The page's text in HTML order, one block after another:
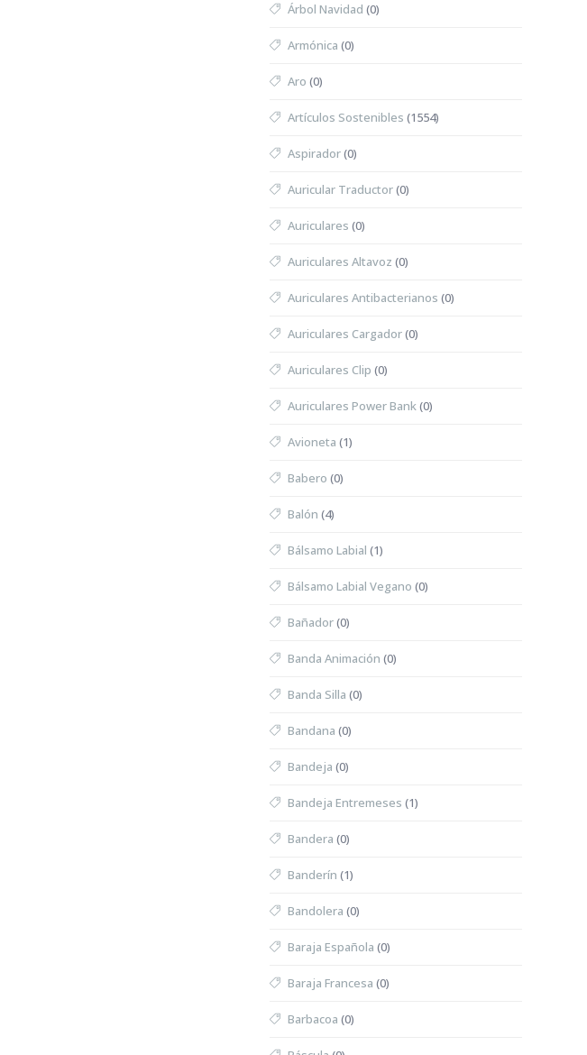
Árbol Navidad (0)
Armónica (0)
Aro (0)
Artículos Sostenibles (1554)
Aspirador(0)
Auricular Traductor(0)
Auriculares (0)
Auriculares Altavoz (0)
Auriculares Antibacterianos (0)
Auriculares Cargador(0)
Auriculares Clip (0)
Auriculares Power Bank(0)
Avioneta (1)
Babero (0)
Balón (4)
Bálsamo Labial (1)
Bálsamo Labial Vegano (0)
Bañador(0)
Banda Animación (0)
Banda Silla (0)
Bandana (0)
Bandeja (0)
Bandeja Entremeses (1)
Bandera (0)
Banderín (1)
Bandolera (0)
Baraja Española (0)
Baraja Francesa (0)
Barbacoa (0)